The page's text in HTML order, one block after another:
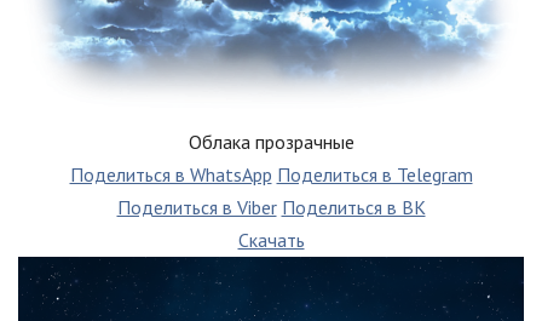
Облака прозрачные
Поделиться в WhatsApp Поделиться в Telegram
Поделиться в Viber Поделиться в ВК
Скачать